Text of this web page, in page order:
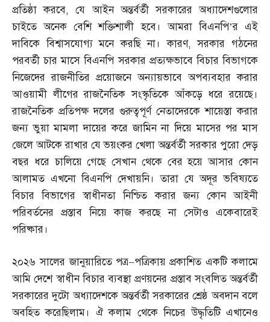
প্রতিষ্ঠা করবে,যে আইন অন্তর্বর্তী সরকারের অধ্যাদেশগুলোর
চাইতে অনেক বেশি শক্তিশালী হবে। আমরা বিএনপি’র এই
দাবিকে বিশ্বাসযোগ্য মনে করছি না। কারণ,সরকার গঠনের
পরবর্তী চার মাসে বিএনপি সরকার প্রত্যক্ষভাবে বিচার বিভাগকে
নিজেদের রাজনীতির প্রয়োজনে অন্যায়ভাবে অপব্যবহার করার
আওয়ামী লীগের রাজনৈতিক সংস্কৃতিকে আঁকড়ে ধরে রয়েছে।
রাজনৈতিক প্রতিপক্ষ দলের গুরুত্বপূর্ণ নেতাদেরকে শায়েস্তা করার
জন্য ভুয়া মামলা দায়ের করে জামিন না দিয়ে মাসের পর মাস
জেলে আটকে রাখার যে ভয়ংকর খেলা অন্তর্বর্তী সরকার পুরো দেড়
বছর ধরে চালিয়ে গেছে সেখান থেকে বের হয়ে আসার কোন
আলামত এখনো বিএনপি দেখায়নি। তারা যে অদূর ভবিষ্যতে
বিচার বিভাগের স্বাধীনতা নিশ্চিত করার জন্য কোন আইনী
পরিবর্তনের প্রস্তাব নিয়ে কাজ করছে না সেটাও একেবারেই
পরিষ্কার।
২০২৬ সালের জানুয়ারিতে পত্র–পত্রিকায় প্রকাশিত একটি কলামে
আমি দেশে স্বাধীন বিচার ব্যবস্থা প্রণয়নের প্রস্তাব সংবলিত অন্তর্বর্তী
সরকারের দুটো অধ্যাদেশকে অন্তর্বর্তী সরকারের শ্রেষ্ঠ অবদান বলে
অবহিত করেছিলাম। ঐ কলাম থেকে নিচের উদ্ধৃতিটি এখানেও